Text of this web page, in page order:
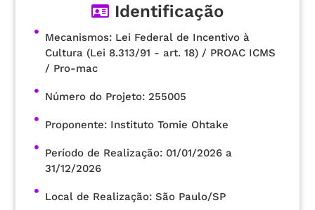
Identificação
Mecanismos: Lei Federal de Incentivo à
Cultura (Lei 8.313/91 - art. 18) / PROAC ICMS
/ Pro-mac
Número do Projeto: 255005
Proponente: Instituto Tomie Ohtake
Período de Realização: 01/01/2026 a
31/12/2026
Local de Realização: São Paulo/SP